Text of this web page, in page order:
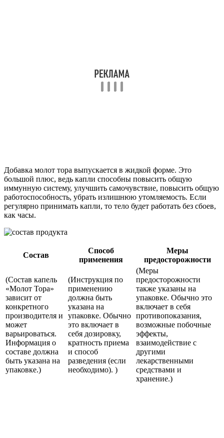
Добавка молот тора выпускается в жидкой форме. Это
большой плюс, ведь капли способны повысить общую
иммунную систему, улучшить самочувствие, повысить общую
работоспособность, убрать излишнюю утомляемость. Если
регулярно принимать капли, то тело будет работать без сбоев,
как часы.
Состав
Способ
применения
Меры
предосторожности
(Состав капель
«Молот Тора»
зависит от
конкретного
производителя и
может
варьироваться.
Информация о
составе должна
быть указана на
упаковке.)
(Инструкция по
применению
должна быть
указана на
упаковке. Обычно
это включает в
себя дозировку,
кратность приема
и способ
разведения (если
необходимо). )
(Меры
предосторожности
также указаны на
упаковке. Обычно это
включает в себя
противопоказания,
возможные побочные
эффекты,
взаимодействие с
другими
лекарственными
средствами и
хранение.)